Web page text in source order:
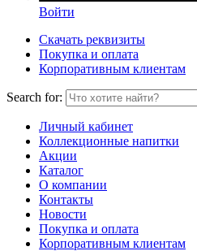
Войти
Скачать реквизиты
Покупка и оплата
Корпоративным клиентам
Search for:
Личный кабинет
Коллекционные напитки
Акции
Каталог
О компании
Контакты
Новости
Покупка и оплата
Корпоративным клиентам